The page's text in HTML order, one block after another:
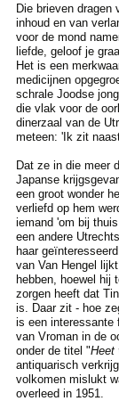
Die brieven
inhoud en van
voor de mond
liefde, geloof je
Het is een
medicijnen
schrale Joodse
die vlak voor de
dinerzaal van de
meteen: 'Ik zit
Dat ze in die meer
Japanse
een groot wonder
verliefd op hem
iemand 'om bij
een andere
haar
van Van Hengel
hebben, hoewel hij
zorgen heeft dat
is. Daar zit - hoe
is een interessante
van Vroman in de
onder de titel "Heet
antiquarisch
volkomen mislukt
overleed in 1951.